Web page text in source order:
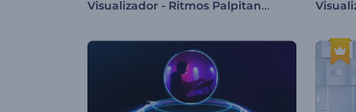
Visualizador - Ritmos Palpitantes